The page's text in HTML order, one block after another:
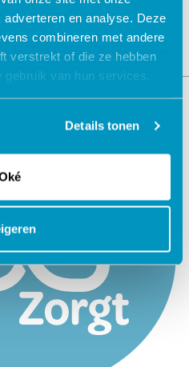
en analyse. Deze
combineren met andere
verstrekt of die ze hebben
van hun services.
Details tonen